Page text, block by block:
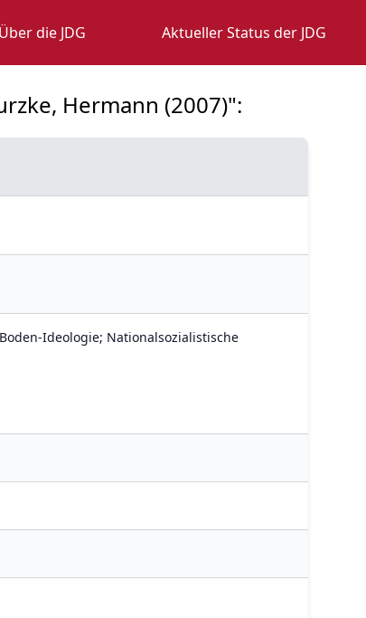
Über die JDG Aktueller Status der JDG
Hermann (2007)":
Ideologie; Nationalsozialistische